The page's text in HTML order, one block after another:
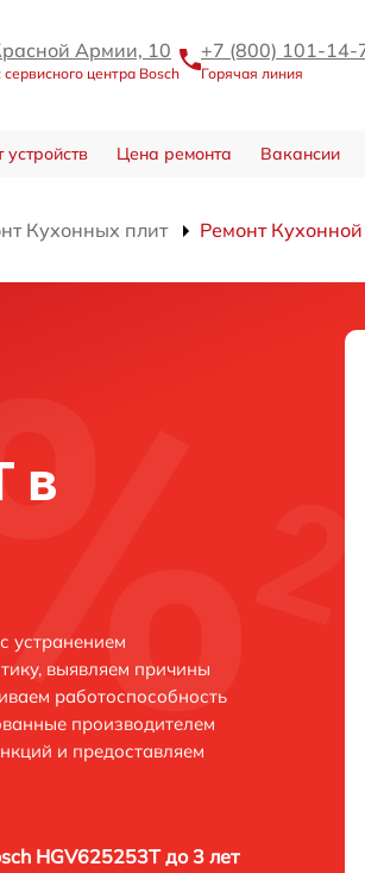
Армии, 10
центра Bosch
+7 (800) 101-14-
Горячая линия
устройств Цена ремонта Вакансии
Кухонных плит Ремонт
в
устранением
выявляем причины
работоспособность
производителем
и предоставляем
HGV625253T до 3 лет